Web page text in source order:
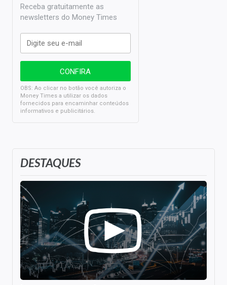
DESTAQUES
Receba gratuitamente as
newsletters do Money Times
OBS: Ao clicar no botão você autoriza o
Money Times a utilizar os dados
fornecidos para encaminhar conteúdos
informativos e publicitários.